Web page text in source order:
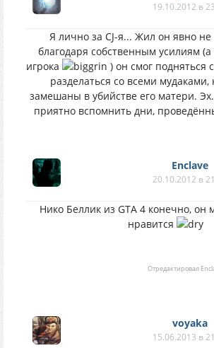
19.10.2012 в
Я лично за CJ-я... Жил он явно
благодаря собственным усилиям
игрока
) он смог подняться
разделаться со всеми
замешаны в убийстве его матери.
приятно вспомнить дни,
Enclave
20.10.2012 в
Нико Беллик из GTA 4 конечно, он
нравится
Отредактировал
voyaka
15.06.2013 в